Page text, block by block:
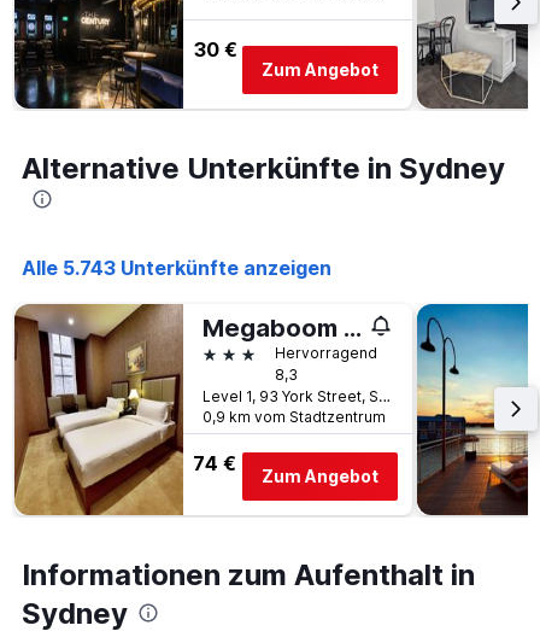
30 €
Zum Angebot
Alternative Unterkünfte in Sydney
Alle 5.743 Unterkünfte anzeigen
Megaboom City Hotel
3 SterneHervorragend
8,3
Level 1, 93 York Street, Sydney, NSW, Australien
0,9 km vom Stadtzentrum
74 €
Zum Angebot
Informationen zum Aufenthalt in
Sydney